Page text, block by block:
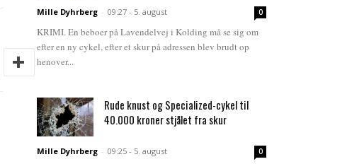
Mille Dyhrberg - 09:27 - 5. august 0
KRIMI. En beboer på Lavendelvej i Kolding må se sig om
efter en ny cykel, efter et skur på adressen blev brudt op
henover...
Rude knust og Specialized-cykel til
40.000 kroner stjålet fra skur
Mille Dyhrberg - 09:25 - 5. august 0